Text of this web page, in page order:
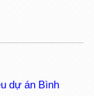
dự án Bình